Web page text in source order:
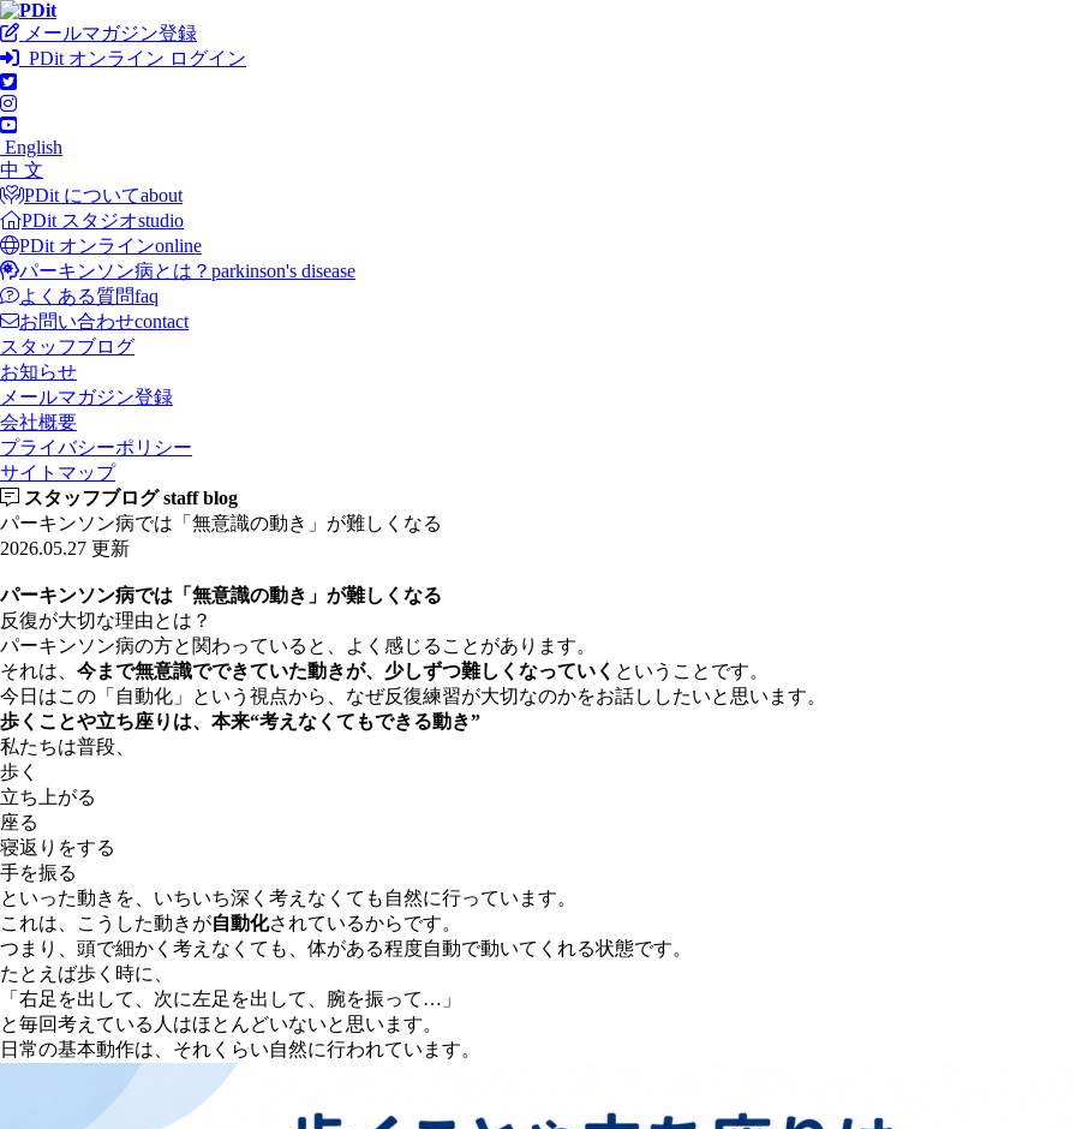
メールマガジン登録
PDit オンライン ログイン
English
中 文
PDit についてabout
PDit スタジオstudio
PDit オンラインonline
パーキンソン病とは？ parkinson's disease
よくある質問faq
お問い合わせcontact
スタッフブログ
お知らせ
メールマガジン登録
会社概要
プライバシーポリシー
サイトマップ
スタッフブログ staff blog
パーキンソン病では「無意識の動き」が難しくなる
2026.05.27 更新
パーキンソン病では「無意識の動き」が難しくなる
反復が大切な理由とは？
パーキンソン病の方と関わっていると、よく感じることがあります。
それは、 今まで無意識でできていた動きが、少しずつ難しくなっていく ということです。
今日はこの「自動化」という視点から、なぜ反復練習が大切なのかをお話ししたいと思います。
歩くことや立ち座りは、本来“考えなくてもできる動き”
私たちは普段、
歩く
立ち上がる
座る
寝返りをする
手を振る
といった動きを、いちいち深く考えなくても自然に行っています。
これは、こうした動きが自動化されているからです。
つまり、頭で細かく考えなくても、体がある程度自動で動いてくれる状態です。
たとえば歩く時に、
「右足を出して、次に左足を出して、腕を振って…」
と毎回考えている人はほとんどいないと思います。
日常の基本動作は、それくらい自然に行われています。